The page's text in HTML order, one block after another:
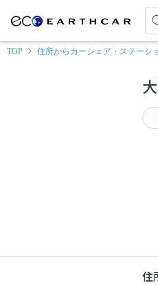
TOP 住所からカーシェア・ステーシ
住